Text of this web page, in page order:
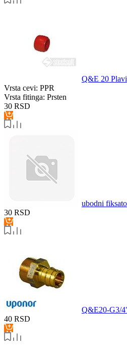
Q&E 20 Plavi
Vrsta cevi: PPR
Vrsta fitinga: Prsten
30 RSD
ubodni
30 RSD
Q&E20-G3/
40 RSD